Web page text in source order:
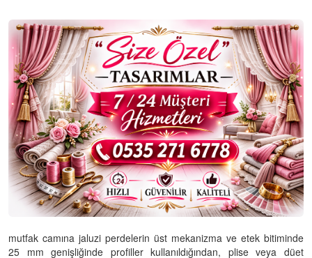
mutfak camına jaluzi perdelerin üst mekanizma ve etek bitiminde
25 mm genişliğinde profiller kullanıldığından, plise veya düet